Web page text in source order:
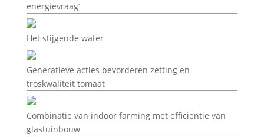
energievraag’
Het stijgende water
Generatieve acties bevorderen zetting en
troskwaliteit tomaat
Combinatie van indoor farming met efficiëntie van
glastuinbouw